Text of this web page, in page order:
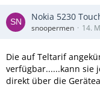
Nokia 5230
snoopermen 14.
Die auf Teltarif
verfügbar......kann sie
direkt über die